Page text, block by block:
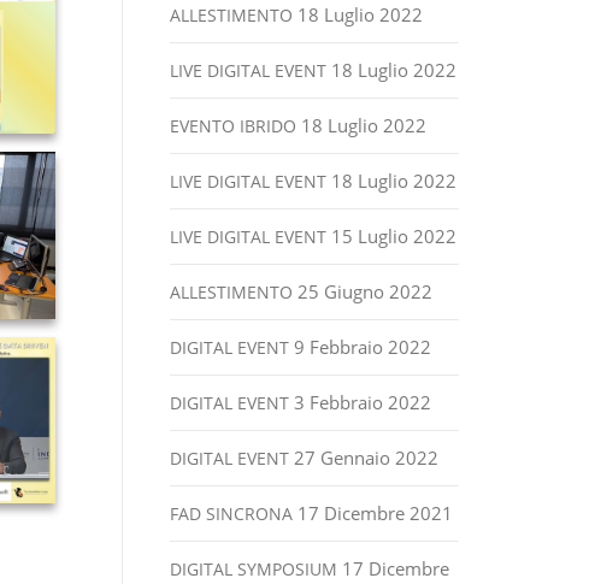
ALLESTIMENTO 18 Luglio 2022
LIVE DIGITAL EVENT 18 Luglio 2022
EVENTO IBRIDO 18 Luglio 2022
LIVE DIGITAL EVENT 18 Luglio 2022
LIVE DIGITAL EVENT 15 Luglio 2022
ALLESTIMENTO 25 Giugno 2022
DIGITAL EVENT 9 Febbraio 2022
DIGITAL EVENT 3 Febbraio 2022
DIGITAL EVENT 27 Gennaio 2022
FAD SINCRONA 17 Dicembre 2021
DIGITAL SYMPOSIUM 17 Dicembre